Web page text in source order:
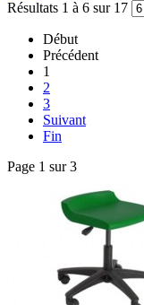
Résultats 1 à 6 sur 17
Début
Précédent
1
2
3
Suivant
Fin
Page 1 sur 3